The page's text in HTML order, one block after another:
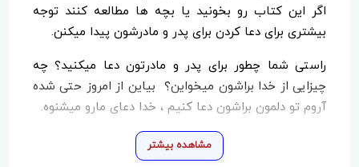
اگر این کتاب رو بخونید یا بچه ها مطالعه کنند توجه
بیشتری برای دعا کردن برای پدر و مادرشون پیدا میکنن.
راستی شما چطور برای پدر و مادرتون دعا میکنید؟ چه
چیزایی از خدا براشون میخواین؟ بیاین از امروز حتی شده
آروم تو دلمون براشون دعا کنیم ، خدا دعای مارو میشنوه.
مشاهده بیشتر